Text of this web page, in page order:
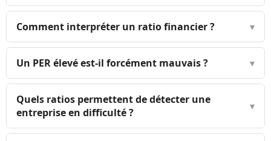
Comment interpréter un ratio financier ? ▾
Un PER élevé est-il forcément mauvais ? ▾
Quels ratios permettent de détecter une
entreprise en difficulté ?
▾